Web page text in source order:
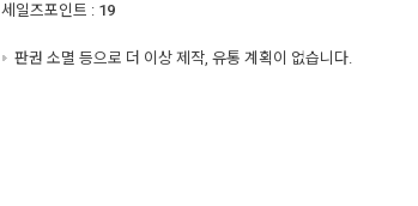
세일즈포인트 : 19
판권 소멸 등으로 더 이상 제작, 유통 계획이 없습니다.